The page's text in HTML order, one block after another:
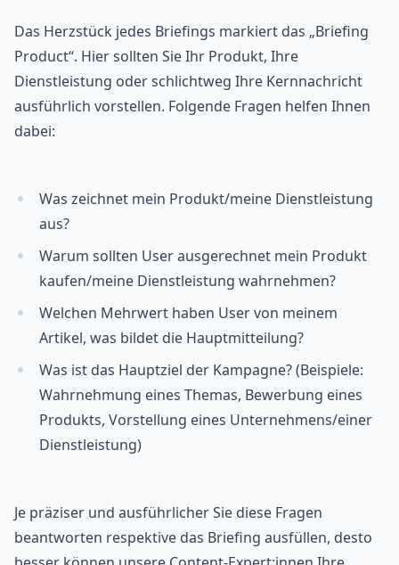
Das Herzstück jedes Briefings markiert das „Briefing
Product“. Hier sollten Sie Ihr Produkt, Ihre
Dienstleistung oder schlichtweg Ihre Kernnachricht
ausführlich vorstellen. Folgende Fragen helfen Ihnen
dabei:
Was zeichnet mein Produkt/meine Dienstleistung
aus?
Warum sollten User ausgerechnet mein Produkt
kaufen/meine Dienstleistung wahrnehmen?
Welchen Mehrwert haben User von meinem
Artikel, was bildet die Hauptmitteilung?
Was ist das Hauptziel der Kampagne? (Beispiele:
Wahrnehmung eines Themas, Bewerbung eines
Produkts, Vorstellung eines Unternehmens/einer
Dienstleistung)
Je präziser und ausführlicher Sie diese Fragen
beantworten respektive das Briefing ausfüllen, desto